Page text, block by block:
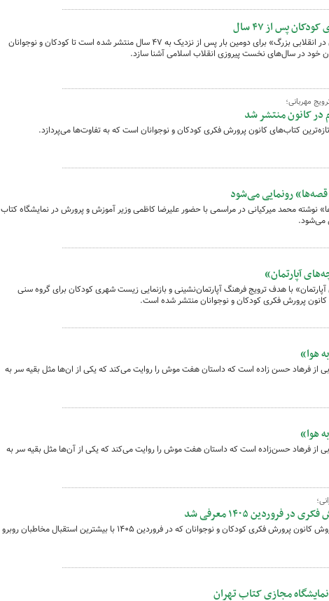
پس از ۴٧ سال
کتاب «با دست‌های کوچک‌مان در انقلابی بزرگ» برای دومین بار پس از نزدیک به ۴٧ سال منتشر شده است تا کودکان و نوجوانان
خود در سال‌های نخست پیروزی انقلاب اسلامی آشنا سازد.
مهربانی؛
کانون منتشر شد
کتاب‌های کانون پرورش فکری کودکان و نوجوانان است که به تفاوت‌ها می‌پردازد.
قصه‌ها» نوشته محمد میرکیانی در مراسمی با حضور علیرضا کاظمی وزیر آموزش و پرورش در نمایشگاه کتاب
می‌شود.
آپارتمان»
با هدف ترویج فرهنگ آپارتمان‌نشینی و بازنمایی زیست شهری کودکان برای گروه سنی
هوا»
از فرهاد حسن زاده است که داستان هفت موش را روایت می‌کند که یکی از ان‌ها مثل بقیه سر به
هوا»
از فرهاد حسن‌زاده است که داستان هفت موش را روایت می‌کند که یکی از آن‌ها مثل بقیه سر به
فروردین ۱۴۰۵ معرفی شد
عنوان شماری از کتاب‌های پرفروش کانون پرورش فکری کودکان و نوجوانان که در فروردین ۱۴۰۵ با بیشترین استقبال مخاطبان روبرو
مجازی کتاب تهران